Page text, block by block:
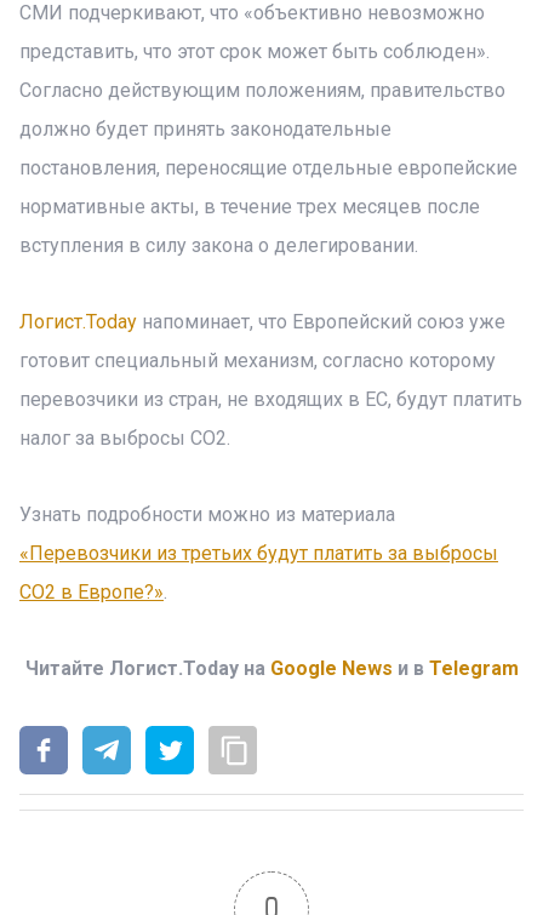
СМИ подчеркивают, что «объективно невозможно
представить, что этот срок может быть соблюден».
Согласно действующим положениям, правительство
должно будет принять законодательные
постановления, переносящие отдельные европейские
нормативные акты, в течение трех месяцев после
вступления в силу закона о делегировании.
Логист.Today напоминает, что Европейский союз уже
готовит специальный механизм, согласно которому
перевозчики из стран, не входящих в ЕС, будут платить
налог за выбросы CO2.
Узнать подробности можно из материала
«Перевозчики из третьих будут платить за выбросы
СО2 в Европе?».
Читайте Логист.Today на Google News и в Telegram